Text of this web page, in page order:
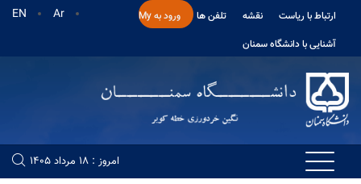
ارتباط با ریاست نقشه تلفن ها
ورود به My
آشنایی با دانشگاه سمنان
EN Ar
امروز : 18 مرداد 1405